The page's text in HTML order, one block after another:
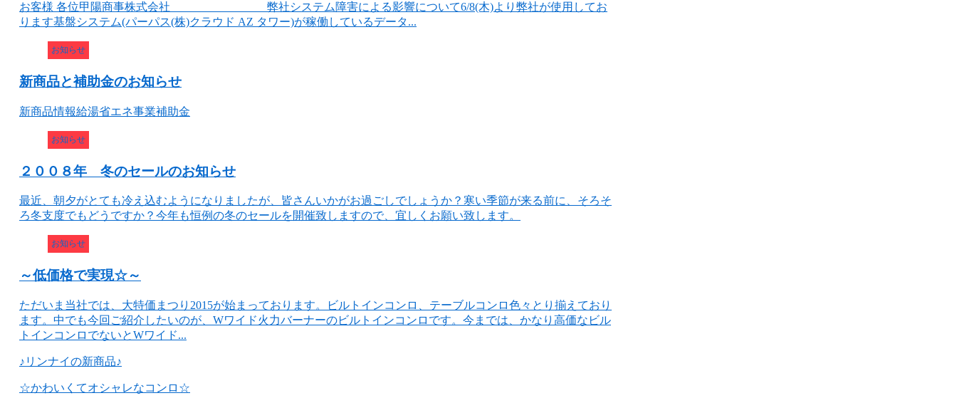
お客様 各位甲陽商事株式会社 弊社システム障害による影響について6/8(木)より弊社が使用してお
ります基盤システム(パーパス(株)クラウド AZ タワー)が稼働しているデータ...
お知らせ
新商品と補助金のお知らせ
新商品情報給湯省エネ事業補助金
お知らせ
２００８年 冬のセールのお知らせ
最近、朝夕がとても冷え込むようになりましたが、皆さんいかがお過ごしでしょうか？寒い季節が来る前に、そろそ
ろ冬支度でもどうですか？今年も恒例の冬のセールを開催致しますので、宜しくお願い致します。
お知らせ
～低価格で実現☆～
ただいま当社では、大特価まつり2015が始まっております。ビルトインコンロ、テーブルコンロ色々とり揃えており
ます。中でも今回ご紹介したいのが、Wワイド火力バーナーのビルトインコンロです。今までは、かなり高価なビル
トインコンロでないとWワイド...
♪リンナイの新商品♪
☆かわいくてオシャレなコンロ☆